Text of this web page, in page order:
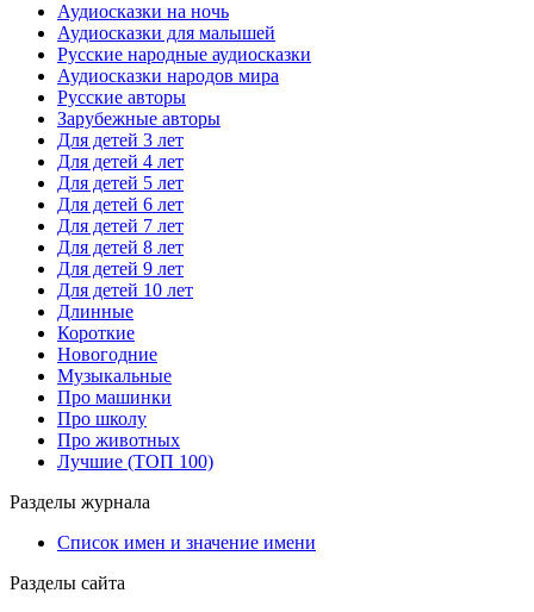
Аудиосказки на ночь
Аудиосказки для малышей
Русские народные аудиосказки
Аудиосказки народов мира
Русские авторы
Зарубежные авторы
Для детей 3 лет
Для детей 4 лет
Для детей 5 лет
Для детей 6 лет
Для детей 7 лет
Для детей 8 лет
Для детей 9 лет
Для детей 10 лет
Длинные
Короткие
Новогодние
Музыкальные
Про машинки
Про школу
Про животных
Лучшие (ТОП 100)
Разделы журнала
Список имен и значение имени
Разделы сайта